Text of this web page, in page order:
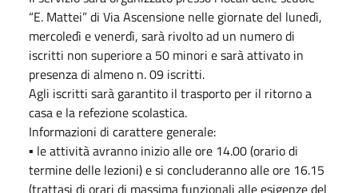
“E. Mattei” di Via Ascensione nelle giornate del lunedì,
mercoledì e venerdì, sarà rivolto ad un numero di
iscritti non superiore a 50 minori e sarà attivato in
presenza di almeno n. 09 iscritti.
Agli iscritti sarà garantito il trasporto per il ritorno a
casa e la refezione scolastica.
Informazioni di carattere generale:
▪ le attività avranno inizio alle ore 14.00 (orario di
termine delle lezioni) e si concluderanno alle ore 16.15
(trattasi di orari di massima funzionali alle esigenze del